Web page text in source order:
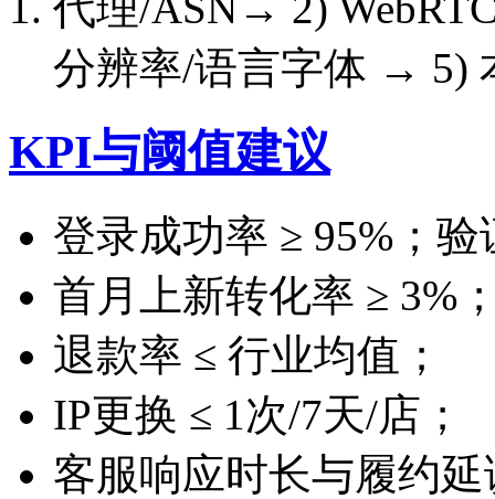
分辨率/语言字体 → 5)
KPI与阈值建议
登录成功率 ≥ 95%；
首月上新转化率 ≥ 3%
退款率 ≤ 行业均值；
IP更换 ≤ 1次/7天/店；
客服响应时长与履约